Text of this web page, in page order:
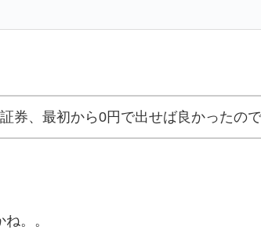
券、最初から0円で出せば良かったの
。。